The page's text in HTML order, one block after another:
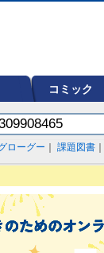
コミック
ローグー 課題図書